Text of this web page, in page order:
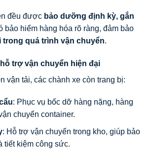
đều được bảo dưỡng định kỳ, gắn
bảo hiểm hàng hóa rõ ràng, đảm bảo
trong quá trình vận chuyển.
trợ vận chuyển hiện đại
vận tải, các chành xe còn trang bị:
: Phục vụ bốc dỡ hàng nặng, hàng
chuyển container.
: Hỗ trợ vận chuyển trong kho, giúp bảo
tiết kiệm công sức.